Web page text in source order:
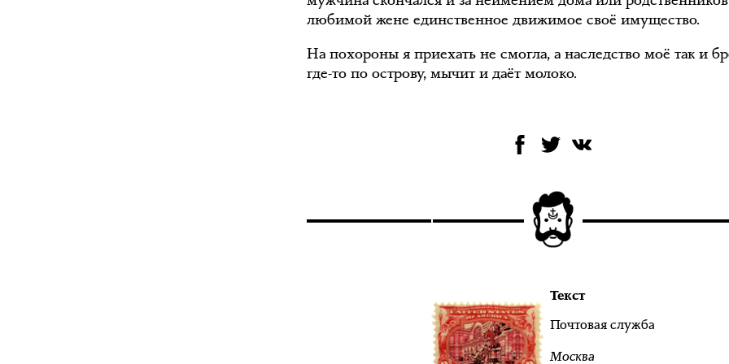
любимой жене единственное движимое своё имущество.
На похороны я приехать не смогла, а наследство моё так и
где-то по острову, мычит и даёт молоко.
Текст
Почтовая служба
Москва